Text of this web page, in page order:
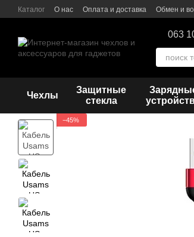
Перейти к основному контенту
Каталог О нас Оплата и доставка Обмен и
063
Чехлы
Защитные
стекла
−45%